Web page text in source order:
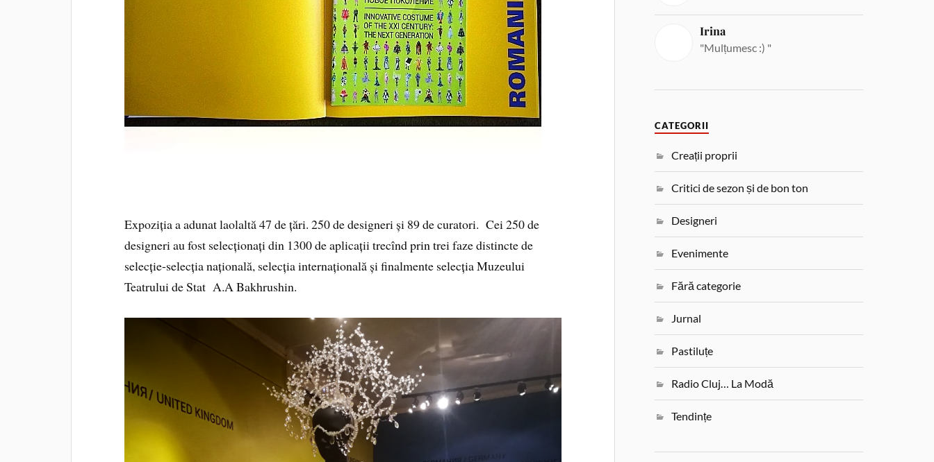
Expoziția a adunat laolaltă 47 de țări. 250 de designeri și 89 de curatori. Cei 250 de
designeri au fost selecționați din 1300 de aplicații trecînd prin trei faze distincte de
selecție-selecția națională, selecția internațională și finalmente selecția Muzeului
Teatrului de Stat A.A Bakhrushin.
Irina
"Mulțumesc :) "
CATEGORII
Creații proprii
Critici de sezon și de bon ton
Designeri
Evenimente
Fără categorie
Jurnal
Pastiluțe
Radio Cluj… La Modă
Tendințe